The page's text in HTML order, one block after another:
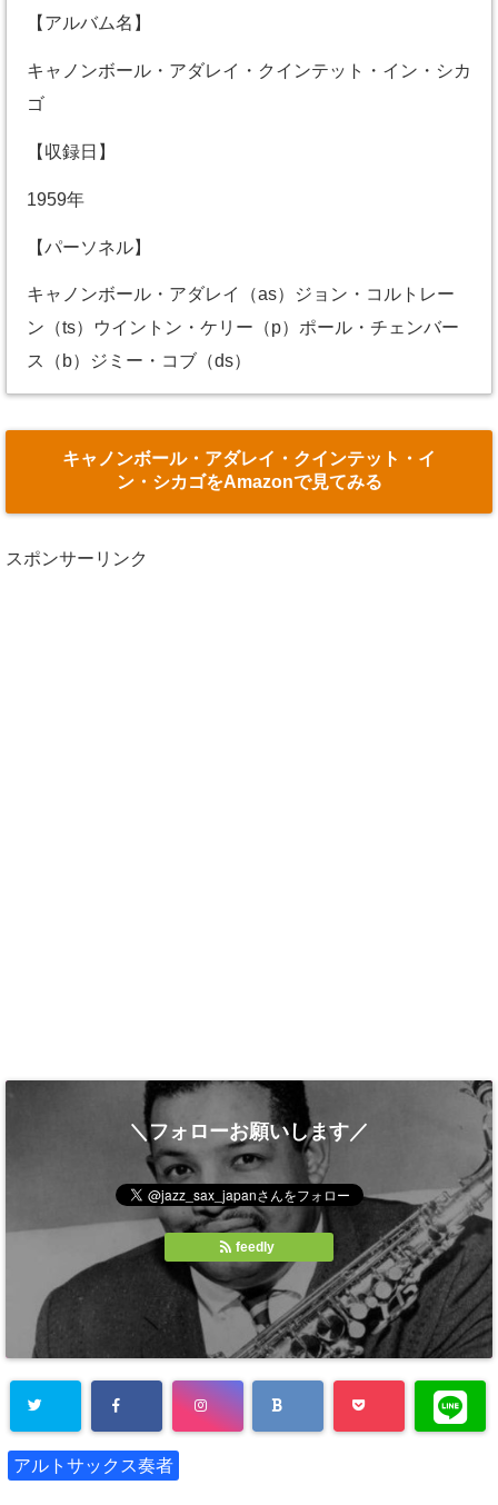
【アルバム名】
キャノンボール・アダレイ・クインテット・イン・シカ
ゴ
【収録日】
1959年
【パーソネル】
キャノンボール・アダレイ（as）ジョン・コルトレー
ン（ts）ウイントン・ケリー（p）ポール・チェンバー
ス（b）ジミー・コブ（ds）
キャノンボール・アダレイ・クインテット・イ
ン・シカゴをAmazonで見てみる
スポンサーリンク
＼フォローお願いします／
feedly
アルトサックス奏者